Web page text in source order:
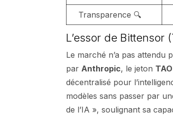
Transparence 🔍
L’essor de Bittensor
Le marché n’a pas attendu
par Anthropic, le jeton TAO
décentralisé pour
modèles sans passer par
de l’IA », soulignant sa